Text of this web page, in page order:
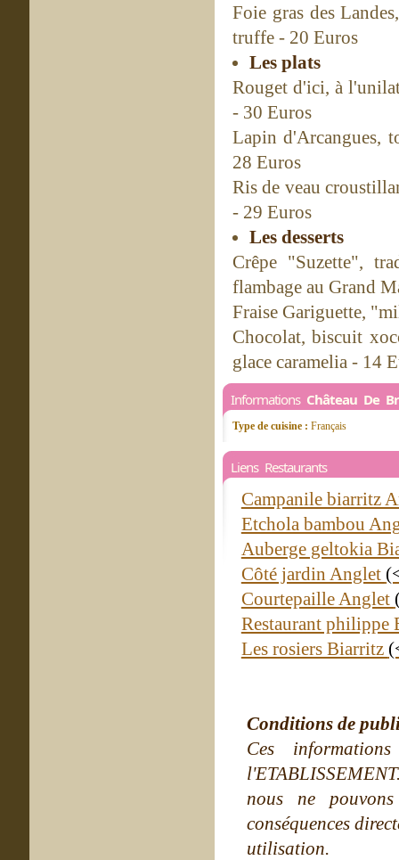
Foie gras des
truffe - 20 Euros
Les plats
Rouget d'ici, à
- 30 Euros
Lapin d'Arcangues,
28 Euros
Ris de veau
- 29 Euros
Les desserts
Crêpe "Suzette",
flambage au Grand
Fraise Gariguette,
Chocolat, biscuit
glace caramelia - 14
Informations Château De
Type de cuisine : Français
Liens Restaurants
Campanile biarritz
Etchola bambou
Auberge geltokia
Côté jardin Anglet
Courtepaille Anglet
Restaurant
Les rosiers Biarritz
Conditions de
Ces
nous ne
conséquences
utilisation.